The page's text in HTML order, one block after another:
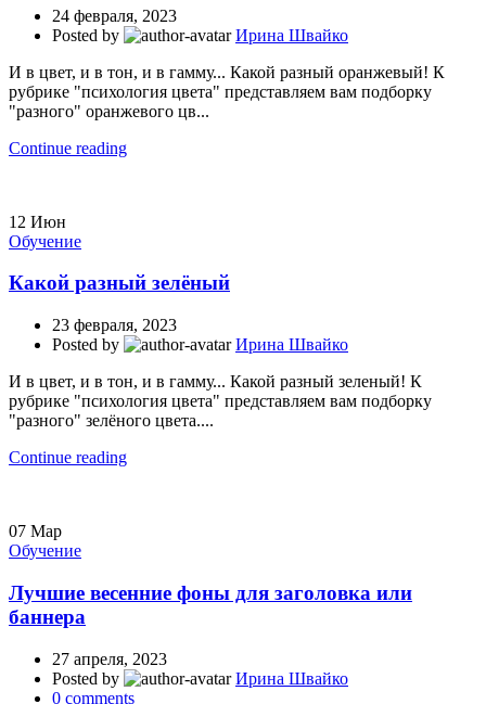
24 февраля, 2023
Posted by
Ирина Швайко
И в цвет, и в тон, и в гамму... Какой разный оранжевый! К
рубрике "психология цвета" представляем вам подборку
"разного" оранжевого цв...
Continue reading
12 Июн
Обучение
Какой разный зелёный
23 февраля, 2023
Posted by
Ирина Швайко
И в цвет, и в тон, и в гамму... Какой разный зеленый! К
рубрике "психология цвета" представляем вам подборку
"разного" зелёного цвета....
Continue reading
07 Мар
Обучение
Лучшие весенние фоны для заголовка или
баннера
27 апреля, 2023
Posted by
Ирина Швайко
0 comments